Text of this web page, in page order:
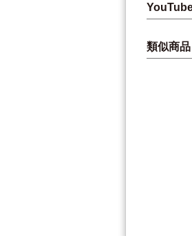
類似商品